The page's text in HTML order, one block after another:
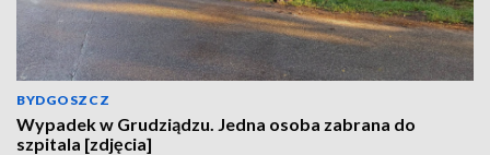
BYDGOSZCZ
Wypadek w Grudziądzu. Jedna osoba zabrana do
szpitala [zdjęcia]